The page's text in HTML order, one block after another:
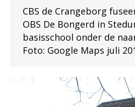
CBS de Crangeborg
OBS De Bongerd in
basisschool onder de
Foto: Google Maps juli